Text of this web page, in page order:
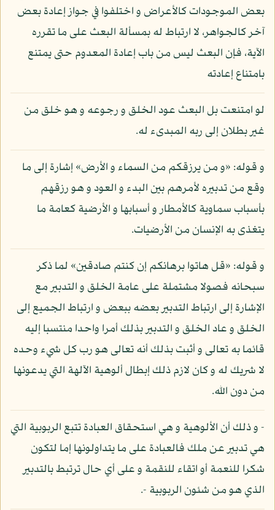
بعض الموجودات كالأعراض و اختلفوا في جواز إعادة بعض
آخر كالجواهر، لا ارتباط له بمسألة البعث على ما تقرره
الآية، فإن البعث ليس من باب إعادة المعدوم حتى يمتنع
بامتناع إعادته
لو امتنعت بل البعث عود الخلق و رجوعه و هو خلق من
غير بطلان إلى ربه المبدىء له.
و قوله: «و من يرزقكم من السماء و الأرض» إشارة إلى ما
وقع من تدبيره لأمرهم بين البدء و العود و هو رزقهم
بأسباب سماوية كالأمطار و أسبابها و الأرضية كعامة ما
يتغذى به الإنسان من الأرضيات.
و قوله: «قل هاتوا برهانكم إن كنتم صادقين» لما ذكر
سبحانه فصولا مشتملة على عامة الخلق و التدبير مع
الإشارة إلى ارتباط التدبير بعضه ببعض و ارتباط الجميع إلى
الخلق و عاد الخلق و التدبير بذلك أمرا واحدا منتسبا إليه
قائما به تعالى و أثبت بذلك أنه تعالى هو رب كل شيء وحده
لا شريك له و كان لازم ذلك إبطال ألوهية الآلهة التي يدعونها
من دون الله.
- و ذلك أن الألوهية و هي استحقاق العبادة تتبع الربوبية التي
هي تدبير عن ملك فالعبادة على ما يتداولونها إما لتكون
شكرا للنعمة أو اتقاء للنقمة و على أي حال ترتبط بالتدبير
الذي هو من شئون الربوبية -.